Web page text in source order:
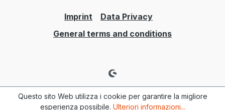
Imprint
Data Privacy
General terms and conditions
Questo sito Web utilizza i cookie per garantire la migliore
esperienza possibile. Ulteriori informazioni...